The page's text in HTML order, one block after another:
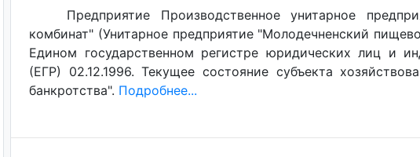
Предприятие Производственное унитарное
комбинат" (Унитарное предприятие "Молодечненский
Едином государственном регистре юридических лиц и
(ЕГР) 02.12.1996. Текущее состояние субъекта
банкротства". Подробнее...